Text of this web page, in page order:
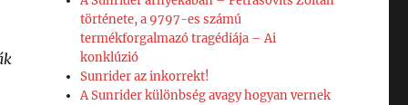
története, a 9797-es számú
termékforgalmazó tragédiája – Ai
konklúzió
Sunrider az inkorrekt!
A Sunrider különbség avagy hogyan vernek